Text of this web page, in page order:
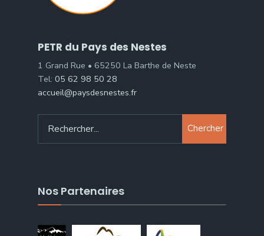
PETR du Pays des Nestes
1 Grand Rue • 65250 La Barthe de Neste
Tel: 05 62 98 50 28
accueil@paysdesnestes.fr
Chercher
Nos Partenaires